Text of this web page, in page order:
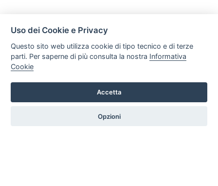
Tel. +39 0296846010 / +39 3472680371 Email: info@legalaiditalia.it
Uso dei Cookie e Privacy
Questo sito web utilizza cookie di tipo tecnico e di terze
parti. Per saperne di più consulta la nostra Informativa
Cookie
Accetta
Opzioni